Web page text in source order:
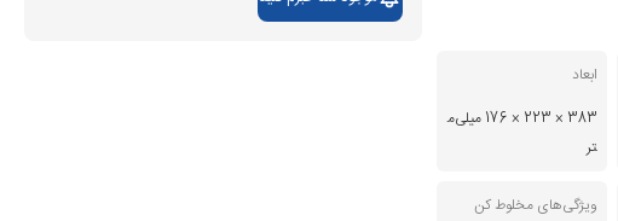
ابعاد
383 × 223 × 176 میلی‌م
تر
ویژگی‌های مخلوط کن